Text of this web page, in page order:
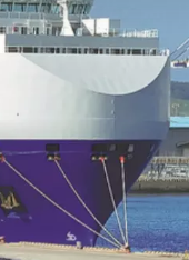
Español
Português
عربي
kiswahili